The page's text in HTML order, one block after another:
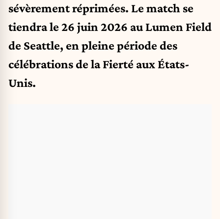
sévèrement réprimées. Le match se
tiendra le 26 juin 2026 au Lumen Field
de Seattle, en pleine période des
célébrations de la Fierté aux États-
Unis.